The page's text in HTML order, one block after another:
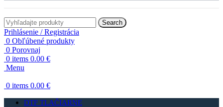
Search
Prihlásenie / Registrácia
0 Obľúbené produkty
0 Porovnaj
0 items 0.00 €
Menu
0 items 0.00 €
DTF TLAČIARNE